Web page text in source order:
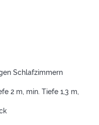
Schlafzimmern
2 m, min. Tiefe 1,3 m,